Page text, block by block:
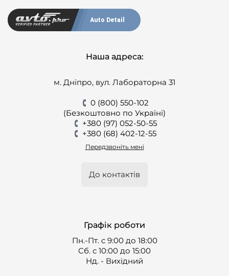
Auto Detail
Наша адреса:
м. Дніпро, вул. Лабораторна 31
0 (800) 550-102
(Безкоштовно по Україні)
+380 (97) 052-50-55
+380 (68) 402-12-55
Передзвоніть мені
До контактів
Графік роботи
Пн.-Пт. с 9:00 до 18:00
Cб. с 10:00 до 15:00
Нд. - Вихідний